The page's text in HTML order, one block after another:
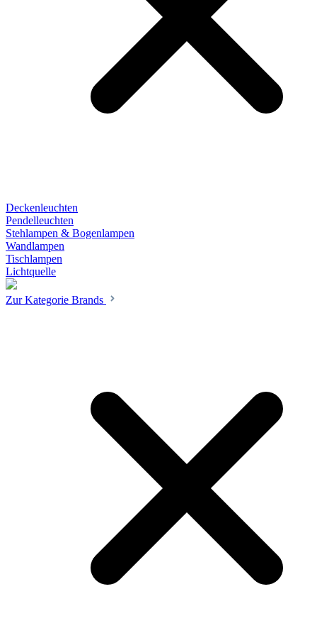
Deckenleuchten
Pendelleuchten
Stehlampen & Bogenlampen
Wandlampen
Tischlampen
Lichtquelle
Zur Kategorie Brands